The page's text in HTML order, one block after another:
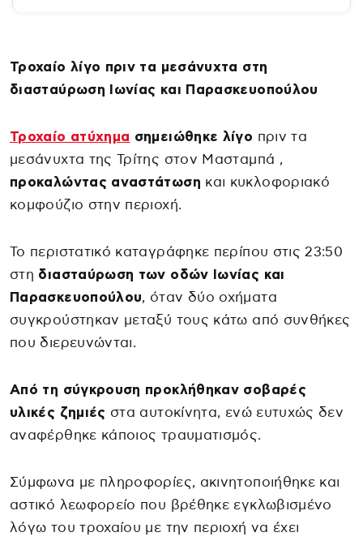
Τροχαίο λίγο πριν τα μεσάνυχτα στη
διασταύρωση Ιωνίας και Παρασκευοπούλου
Τροχαίο ατύχημα σημειώθηκε λίγο πριν τα
μεσάνυχτα της Τρίτης στον Μασταμπά ,
προκαλώντας αναστάτωση και κυκλοφοριακό
κομφούζιο στην περιοχή.
Το περιστατικό καταγράφηκε περίπου στις 23:50
στη διασταύρωση των οδών Ιωνίας και
Παρασκευοπούλου, όταν δύο οχήματα
συγκρούστηκαν μεταξύ τους κάτω από συνθήκες
που διερευνώνται.
Από τη σύγκρουση προκλήθηκαν σοβαρές
υλικές ζημιές στα αυτοκίνητα, ενώ ευτυχώς δεν
αναφέρθηκε κάποιος τραυματισμός.
Σύμφωνα με πληροφορίες, ακινητοποιήθηκε και
αστικό λεωφορείο που βρέθηκε εγκλωβισμένο
λόγω του τροχαίου με την περιοχή να έχει